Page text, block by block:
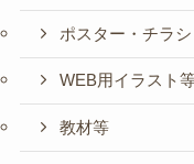
ポスター・チラシ
WEB用イラスト
教材等